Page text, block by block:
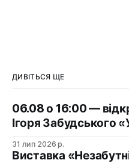
ДИВІТЬСЯ ЩЕ
06.08 о 16:00 —
Ігоря Забудського
31 лип 2026 р.
Виставка